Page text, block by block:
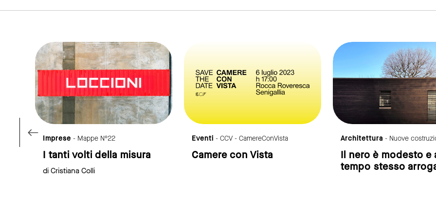
Imprese - Mappe N°22
I tanti volti della misura
di Cristiana Colli
Eventi - CCV - CamereConVista
Camere con Vista
Architettura - Nuove
Il nero è modesto e
tempo stesso
link to page